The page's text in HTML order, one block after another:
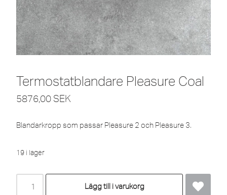
Termostatblandare Pleasure Coal
5876,00 SEK
Blandarkropp som passar Pleasure 2 och Pleasure 3.
19 i lager
Lägg till i varukorg